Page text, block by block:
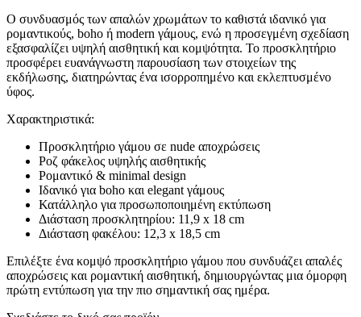
Ο συνδυασμός των απαλών χρωμάτων το καθιστά ιδανικό για
ρομαντικούς, boho ή modern γάμους, ενώ η προσεγμένη σχεδίαση
εξασφαλίζει υψηλή αισθητική και κομψότητα. Το προσκλητήριο
προσφέρει ευανάγνωστη παρουσίαση των στοιχείων της
εκδήλωσης, διατηρώντας ένα ισορροπημένο και εκλεπτυσμένο
ύφος.
Χαρακτηριστικά:
Προσκλητήριο γάμου σε nude αποχρώσεις
Ροζ φάκελος υψηλής αισθητικής
Ρομαντικό & minimal design
Ιδανικό για boho και elegant γάμους
Κατάλληλο για προσωποποιημένη εκτύπωση
Διάσταση προσκλητηρίου: 11,9 x 18 cm
Διάσταση φακέλου: 12,3 x 18,5 cm
Επιλέξτε ένα κομψό προσκλητήριο γάμου που συνδυάζει απαλές
αποχρώσεις και ρομαντική αισθητική, δημιουργώντας μια όμορφη
πρώτη εντύπωση για την πιο σημαντική σας ημέρα.